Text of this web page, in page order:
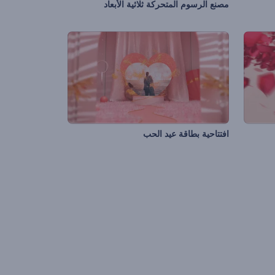
مصنع الرسوم المتحركة ثلاثية الأبعاد
افتتاحية بطاقة عيد الحب